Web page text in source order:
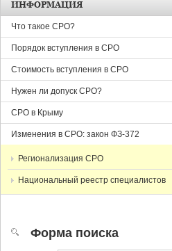
ИНФОРМАЦИЯ
Что такое СРО?
Порядок вступления в СРО
Стоимость вступления в СРО
Нужен ли допуск СРО?
СРО в Крыму
Изменения в СРО: закон ФЗ-372
Регионализация СРО
Национальный реестр специалистов
Форма поиска